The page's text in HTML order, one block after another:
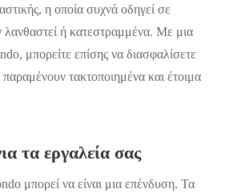
η οποία συχνά οδηγεί σε
λανθαστεί ή κατεστραμμένα. Με μια
μπορείτε επίσης να διασφαλίσετε
παραμένουν τακτοποιημένα και έτοιμα
τα εργαλεία σας
μπορεί να είναι μια επένδυση. Τα